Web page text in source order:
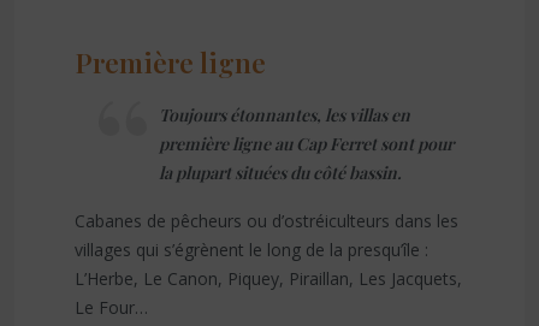
Première ligne
Toujours étonnantes, les villas en
première ligne au Cap Ferret sont pour
la plupart situées du côté bassin.
Cabanes de pêcheurs ou d’ostréiculteurs dans les
villages qui s’égrènent le long de la presqu’île :
L’Herbe, Le Canon, Piquey, Piraillan, Les Jacquets,
Le Four…